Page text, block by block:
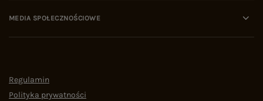
MEDIA SPOŁECZNOŚCIOWE
Regulamin
Polityka prywatności